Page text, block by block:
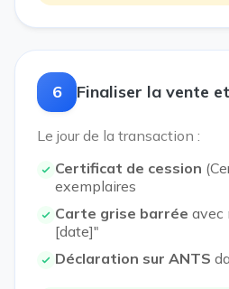
6 Finaliser la vente
Le jour de la transaction :
Certificat de cession
exemplaires
Carte grise barrée avec
[date]"
Déclaration sur ANTS